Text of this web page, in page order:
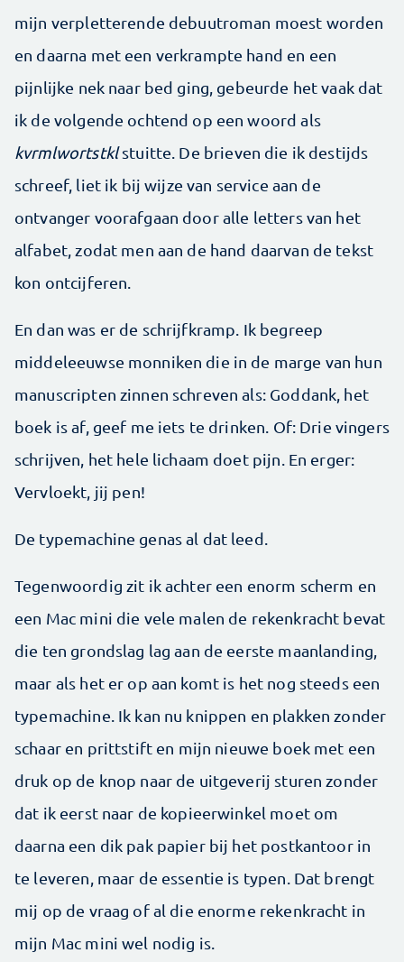
mijn verpletterende debuutroman moest worden
en daarna met een verkrampte hand en een
pijnlijke nek naar bed ging, gebeurde het vaak dat
ik de volgende ochtend op een woord als
kvrmlwortstklstuitte. De brieven die ik destijds
schreef, liet ik bij wijze van service aan de
ontvanger voorafgaan door alle letters van het
alfabet, zodat men aan de hand daarvan de tekst
kon ontcijferen.
En dan was er de schrijfkramp. Ik begreep
middeleeuwse monniken die in de marge van hun
manuscripten zinnen schreven als: Goddank, het
boek is af, geef me iets te drinken. Of: Drie vingers
schrijven, het hele lichaam doet pijn. En erger:
Vervloekt, jij pen!
De typemachine genas al dat leed.
Tegenwoordig zit ik achter een enorm scherm en
een Mac mini die vele malen de rekenkracht bevat
die ten grondslag lag aan de eerste maanlanding,
maar als het er op aan komt is het nog steeds een
typemachine. Ik kan nu knippen en plakken zonder
schaar en prittstift en mijn nieuwe boek met een
druk op de knop naar de uitgeverij sturen zonder
dat ik eerst naar de kopieerwinkel moet om
daarna een dik pak papier bij het postkantoor in
te leveren, maar de essentie is typen. Dat brengt
mij op de vraag of al die enorme rekenkracht in
mijn Mac mini wel nodig is.